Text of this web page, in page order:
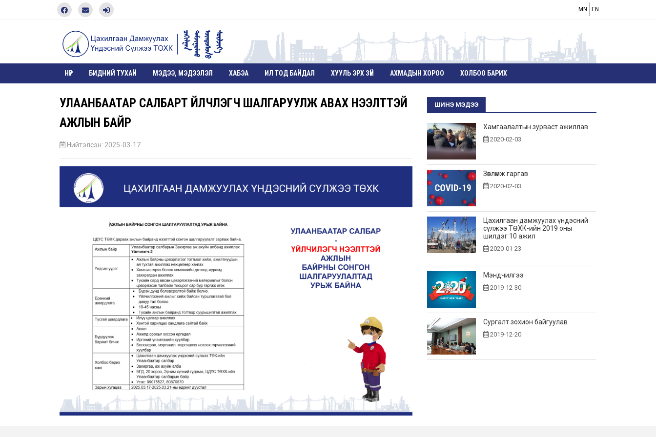
MN EN
НҮҮР БИДНИЙ ТУХАЙ МЭДЭЭ, МЭДЭЭЛЭЛ ХАБЭА ИЛ ТОД БАЙДАЛ ХУУЛЬ ЭРХ ЗҮЙ АХМАДЫН ХОРОО ХОЛБОО БАРИХ
УЛААНБААТАР САЛБАРТ ҮЙЛЧЛЭГЧ ШАЛГАРУУЛЖ АВАХ НЭЭЛТТЭЙ
АЖЛЫН БАЙР
Нийтэлсэн: 2025-03-17
ШИНЭ МЭДЭЭ
Хамгаалалтын зурваст ажиллав
2020-02-03
Зөвлөмж гаргав
2020-02-03
Цахилгаан дамжуулах үндэсний
сүлжээ ТӨХК-ийн 2019 оны
шилдэг 10 ажил
2020-01-23
Мэндчилгээ
2019-12-30
Сургалт зохион байгуулав
2019-12-20